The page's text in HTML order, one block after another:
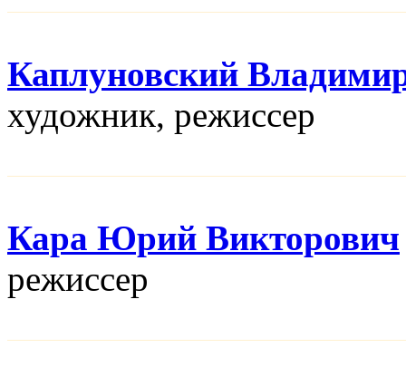
Каплуновский
художник, режисcер
Кара Юрий Викторович
режисcер